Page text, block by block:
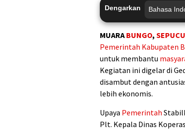
Dengarkan
MUARABUNGO,
Pemerintah Kabupaten
untuk membantu
Kegiatan ini digelar di
disambut dengan
lebih ekonomis.
Upaya Pemerintah
Plt. Kepala Dinas